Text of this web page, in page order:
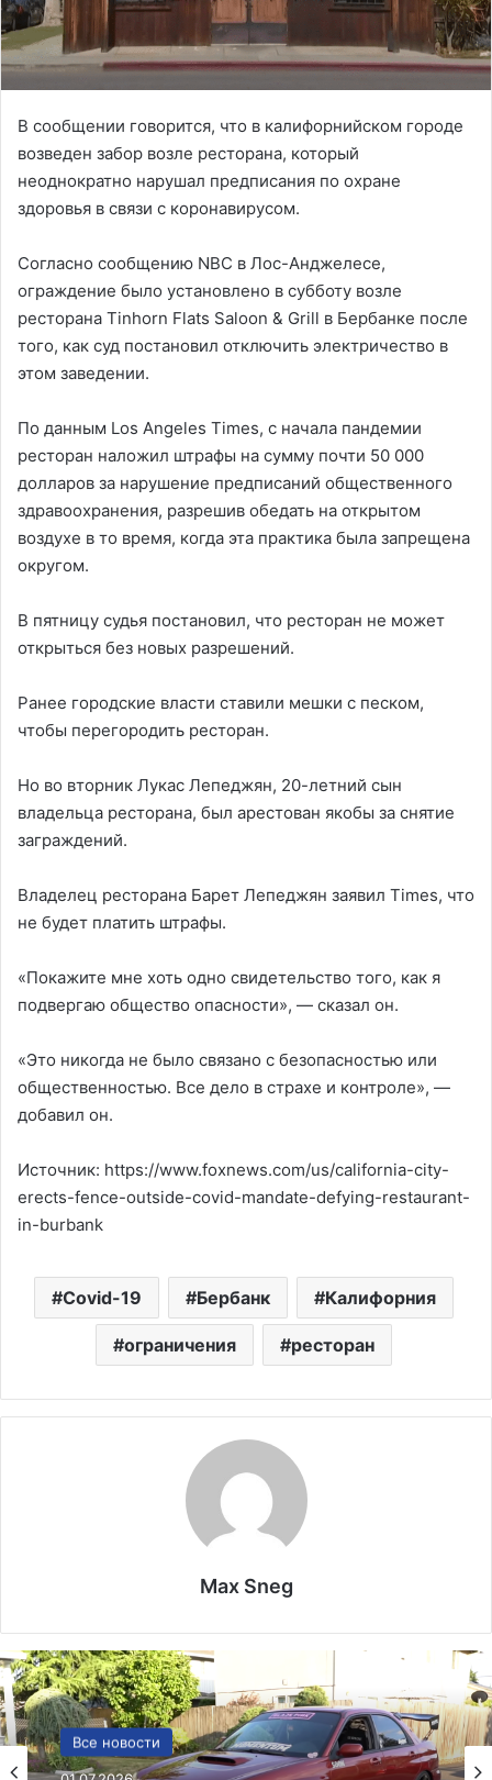
В сообщении говорится, что в калифорнийском городе
возведен забор возле ресторана, который
неоднократно нарушал предписания по охране
здоровья в связи с коронавирусом.
Согласно сообщению NBC в Лос-Анджелесе,
ограждение было установлено в субботу возле
ресторана Tinhorn Flats Saloon & Grill в Бербанке после
того, как суд постановил отключить электричество в
этом заведении.
По данным Los Angeles Times, с начала пандемии
ресторан наложил штрафы на сумму почти 50 000
долларов за нарушение предписаний общественного
здравоохранения, разрешив обедать на открытом
воздухе в то время, когда эта практика была запрещена
округом.
В пятницу судья постановил, что ресторан не может
открыться без новых разрешений.
Ранее городские власти ставили мешки с песком,
чтобы перегородить ресторан.
Но во вторник Лукас Лепеджян, 20-летний сын
владельца ресторана, был арестован якобы за снятие
заграждений.
Владелец ресторана Барет Лепеджян заявил Times, что
не будет платить штрафы.
«Покажите мне хоть одно свидетельство того, как я
подвергаю общество опасности», — сказал он.
«Это никогда не было связано с безопасностью или
общественностью. Все дело в страхе и контроле», —
добавил он.
Источник: https://www.foxnews.com/us/california-city-
erects-fence-outside-covid-mandate-defying-restaurant-
in-burbank
Covid-19 Бербанк Калифорния
ограничения ресторан
Max Sneg
США